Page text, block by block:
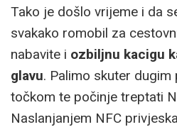
Tako je došlo vrijeme i da
svakako romobil za
nabavite i ozbiljnu kacigu
glavu. Palimo skuter
točkom te počinje treptati
Naslanjanjem NFC